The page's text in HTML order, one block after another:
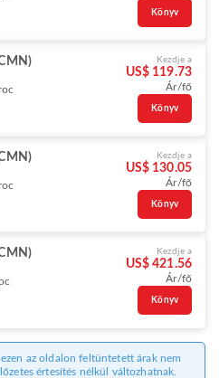
Könyv
Kezdje a
US$ 119.73
Ár/fő
Könyv
Kezdje a
US$ 130.05
Ár/fő
Könyv
Kezdje a
US$ 421.56
Ár/fő
Könyv
az oldalon feltüntetett árak nem
értesítés nélkül változhatnak.